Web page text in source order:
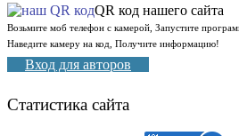
QR код нашего сайта
Возьмите моб телефон с камерой, Запустите
Наведите камеру на код, Получите информацию!
Вход для авторов
Статистика сайта